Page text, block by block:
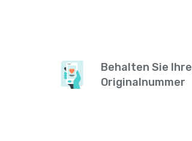
Behalten Sie Ihre
Originalnummer